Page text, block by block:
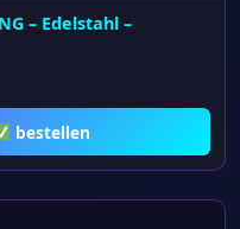
– Edelstahl –
bestellen